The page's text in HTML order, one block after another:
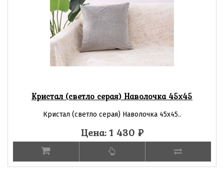
Кристал (светло серая) Наволочка 45х45
Кристал (светло серая) Наволочка 45х45..
Цена: 1 430 ₽